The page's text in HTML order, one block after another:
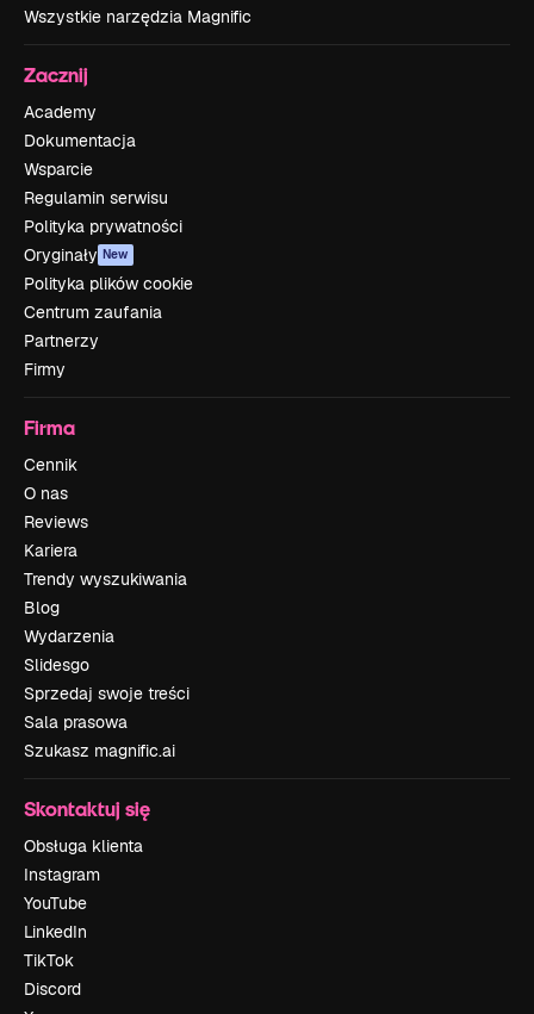
Wszystkie narzędzia Magnific
Zacznij
Academy
Dokumentacja
Wsparcie
Regulamin serwisu
Polityka prywatności
Oryginały New
Polityka plików cookie
Centrum zaufania
Partnerzy
Firmy
Firma
Cennik
O nas
Reviews
Kariera
Trendy wyszukiwania
Blog
Wydarzenia
Slidesgo
Sprzedaj swoje treści
Sala prasowa
Szukasz magnific.ai
Skontaktuj się
Obsługa klienta
Instagram
YouTube
LinkedIn
TikTok
Discord